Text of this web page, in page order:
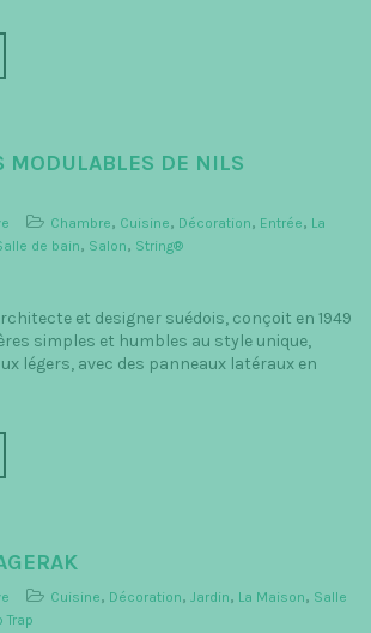
MODULABLES DE NILS
Chambre, Cuisine, Décoration, Entrée, La
de bain, Salon, String®
et designer suédois, conçoit en 1949
simples et humbles au style unique,
légers, avec des panneaux latéraux en
Cuisine, Décoration, Jardin, La Maison, Salle
Trap